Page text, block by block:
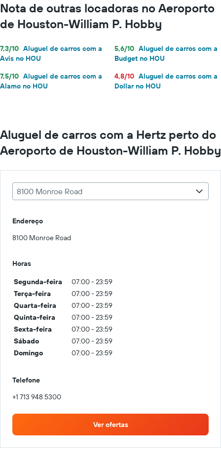
Nota de outras locadoras no Aeroporto
de Houston-William P. Hobby
7,3/10 Aluguel de carros com a
Avis no HOU
5,6/10 Aluguel de carros com a
Budget no HOU
7,5/10 Aluguel de carros com a
Alamo no HOU
4,8/10 Aluguel de carros com a
Dollar no HOU
Aluguel de carros com a Hertz perto do
Aeroporto de Houston-William P. Hobby
8100 Monroe Road
Endereço
8100 Monroe Road
Horas
Segunda-feira
07:00 - 23:59
Terça-feira
07:00 - 23:59
Quarta-feira
07:00 - 23:59
Quinta-feira
07:00 - 23:59
Sexta-feira
07:00 - 23:59
Sábado
07:00 - 23:59
Domingo
07:00 - 23:59
Telefone
+1 713 948 5300
Ver ofertas